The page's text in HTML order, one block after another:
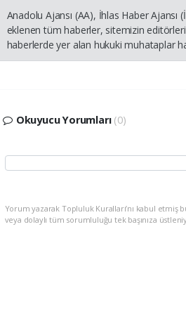
Anadolu Ajansı (AA), İhlas Haber
eklenen tüm haberler, sitemizin
haberlerde yer alan hukuki muhataplar
Okuyucu Yorumları (0)
Yorum yazarak Topluluk Kuralları’nı kabul
veya dolaylı tüm sorumluluğu tek başınıza